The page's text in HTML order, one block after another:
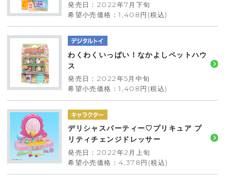
発売日：2022年7月下旬
希望小売価格：1,408円(税込)
わくわくいっぱい！なかよしペットハウ
ス
発売日：2022年5月中旬
希望小売価格：1,408円(税込)
デリシャスパーティー♡プリキュア プ
リティチェンジドレッサー
発売日：2022年2月上旬
希望小売価格：4,378円(税込)